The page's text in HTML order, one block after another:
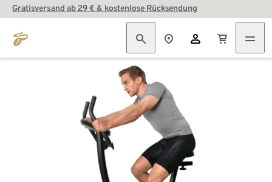
Gratisversand ab 29 € & kostenlose Rücksendung